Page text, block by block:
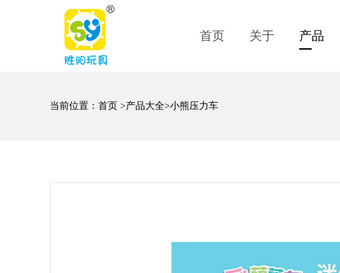
首页 关于 产品
当前位置： 首页 >产品大全>小熊压力车